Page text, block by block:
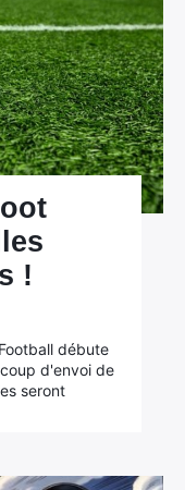
!
débute
d'envoi de
seront